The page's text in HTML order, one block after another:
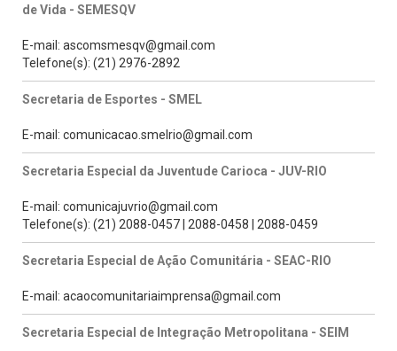
de Vida - SEMESQV
E-mail: ascomsmesqv@gmail.com
Telefone(s): (21) 2976-2892
Secretaria de Esportes - SMEL
E-mail: comunicacao.smelrio@gmail.com
Secretaria Especial da Juventude Carioca - JUV-RIO
E-mail: comunicajuvrio@gmail.com
Telefone(s): (21) 2088-0457 | 2088-0458 | 2088-0459
Secretaria Especial de Ação Comunitária - SEAC-RIO
E-mail: acaocomunitariaimprensa@gmail.com
Secretaria Especial de Integração Metropolitana - SEIM